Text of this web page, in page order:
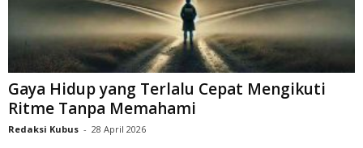
Gaya Hidup yang Terlalu Cepat Mengikuti
Ritme Tanpa Memahami
Redaksi Kubus - 28 April 2026